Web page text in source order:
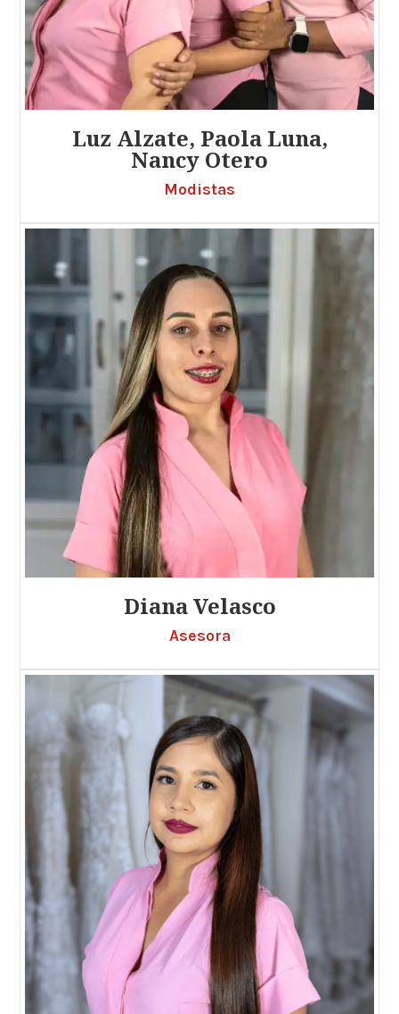
Luz Alzate, Paola Luna,
Nancy Otero
Modistas
Diana Velasco
Asesora